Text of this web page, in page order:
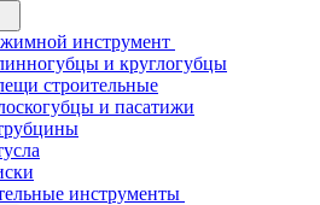
инструмент
и круглогубцы
строительные
и пасатижи
инструменты